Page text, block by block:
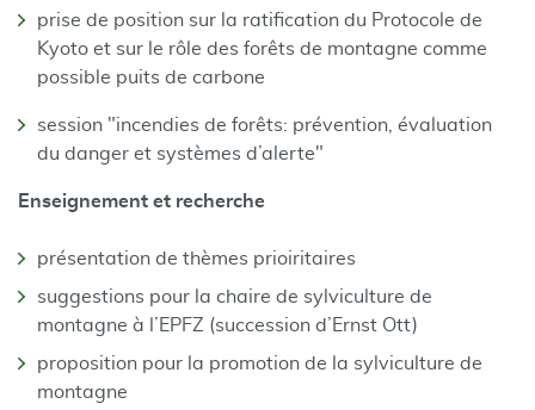
prise de position sur la ratification du Protocole de
Kyoto et sur le rôle des forêts de montagne comme
possible puits de carbone
session "incendies de forêts: prévention, évaluation
du danger et systèmes d’alerte"
Enseignement et recherche
présentation de thèmes prioiritaires
suggestions pour la chaire de sylviculture de
montagne à l’EPFZ (succession d’Ernst Ott)
proposition pour la promotion de la sylviculture de
montagne